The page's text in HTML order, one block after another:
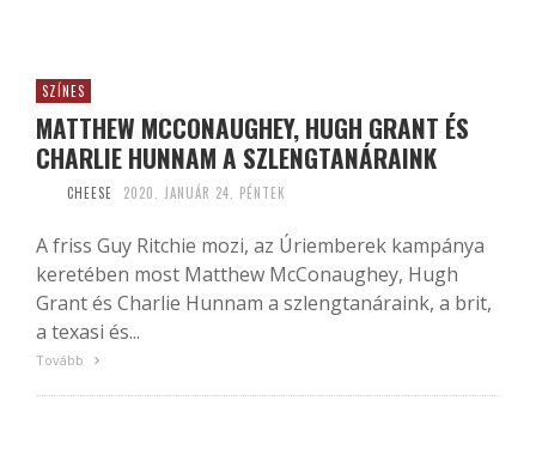
SZÍNES
MATTHEW MCCONAUGHEY, HUGH GRANT ÉS
CHARLIE HUNNAM A SZLENGTANÁRAINK
CHEESE 2020. JANUÁR 24. PÉNTEK
A friss Guy Ritchie mozi, az Úriemberek kampánya
keretében most Matthew McConaughey, Hugh
Grant és Charlie Hunnam a szlengtanáraink, a brit,
a texasi és...
Tovább